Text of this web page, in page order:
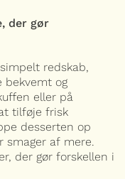
der gør
redskab,
bekvemt og
eller på
tilføje frisk
desserten op
smager af mere.
der gør forskellen i